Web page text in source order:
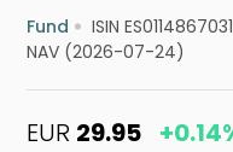
Fund ISIN ES0114867031
NAV (2026-07-24)
EUR 29.95